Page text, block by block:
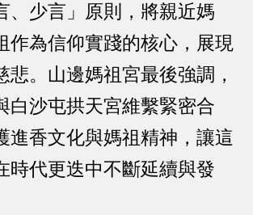
、少言」原則，將親近媽
作為信仰實踐的核心，展現
悲。山邊媽祖宮最後強調，
白沙屯拱天宮維繫緊密合
進香文化與媽祖精神，讓這
時代更迭中不斷延續與發